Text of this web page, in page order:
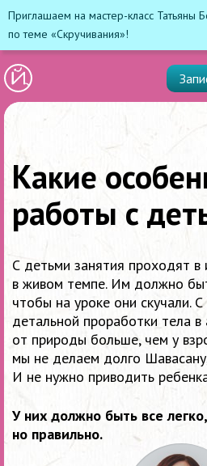
Приглашаем на мастер-класс Татьяны
по теме «Скручивания»!
Какие
работы с
С детьми занятия проходят в
в живом темпе. Им должно
чтобы на уроке они скучали.
детальной проработки тела в
от природы больше, чем у
мы не делаем долго
И не нужно приводить
У них должно быть все
но правильно.